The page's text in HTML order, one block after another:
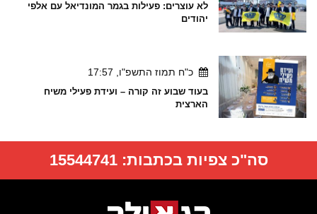
לא עוצרים: פעילות בגמר המונדיאל עם אלפי
יהודים
כ"ח תמוז התשפ"ו, 17:57
בעוד שבוע זה קורה – ועידת פעילי משיח
הארצית
סה"כ צפיות בכתבות:15544741